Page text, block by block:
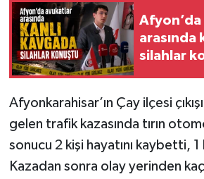
arasında
silahlar
Afyonkarahisar’ın Çay ilçesi
gelen trafik kazasında tırın
sonucu 2 kişi hayatını kaybetti, 1
Kazadan sonra olay yerinden